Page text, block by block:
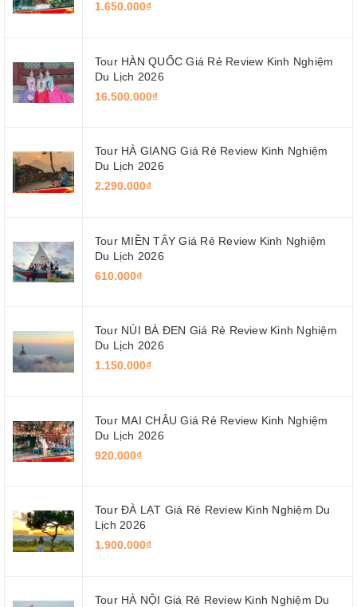
1.650.000₫
Tour HÀN QUỐC Giá Rẻ Review Kinh Nghiệm
Du Lịch 2026
16.500.000₫
Tour HÀ GIANG Giá Rẻ Review Kinh Nghiệm
Du Lịch 2026
2.290.000₫
Tour MIỀN TÂY Giá Rẻ Review Kinh Nghiệm
Du Lịch 2026
610.000₫
Tour NÚI BÀ ĐEN Giá Rẻ Review Kinh Nghiệm
Du Lịch 2026
1.150.000₫
Tour MAI CHÂU Giá Rẻ Review Kinh Nghiệm
Du Lịch 2026
920.000₫
Tour ĐÀ LẠT Giá Rẻ Review Kinh Nghiệm Du
Lịch 2026
1.900.000₫
Tour HÀ NỘI Giá Rẻ Review Kinh Nghiệm Du